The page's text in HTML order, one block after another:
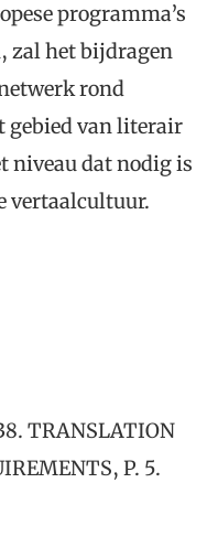
programma’s
zal het bijdragen
rond
gebied van literair
niveau dat nodig is
vertaalcultuur.
TRANSLATION
P. 5.